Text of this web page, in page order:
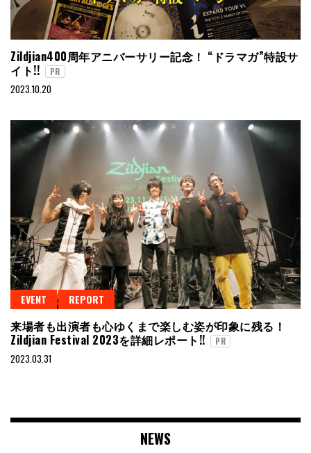
Zildjian400周年アニバーサリー記念！ “ドラマガ”特設サ
イト!!
PR
2023.10.20
EVENT REPORT
来場者も出演者も心ゆくまで楽しむ姿が印象に残る！
Zildjian Festival 2023を詳細レポート!!
PR
2023.03.31
NEWS